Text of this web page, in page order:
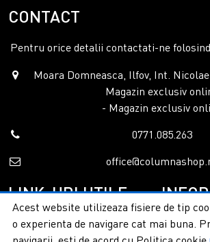
CONTACT
Pentru orice detalii contactati-ne
Moara Domneasca, Ilfov, Int.
Magazin exclusiv
- Magazin exclusiv
0771.085.263
LINK-URI UTILE
Acasa
Acest website utilizeaza fisiere de tip
o experienta de navigare cat mai buna.